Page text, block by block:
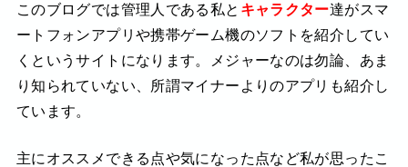
このブログでは管理人である私と キャラクター達がスマ
ートフォンアプリや携帯ゲーム機のソフトを紹介してい
くというサイトになります。
メジャーなのは勿論、あま
り知られていない、所謂マイナーよりのアプリも紹介し
ています。
主にオススメできる点や気になった点など私が思ったこ